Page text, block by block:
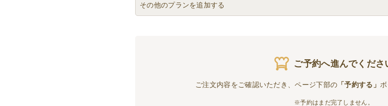
その他のプランを追加する
ご予約へ進んでくださ
ご注文内容をご確認いただき、ページ下部の 「予約する」
※予約はまだ完了しません。